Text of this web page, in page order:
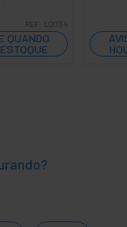
REF: LQ034
QUANDO